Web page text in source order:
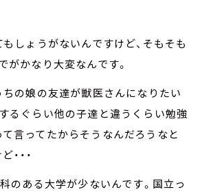
もしょうがないんですけど、そもそも
がかなり大変なんです。
ちの娘の友達が獣医さんになりたい
るぐらい他の子達と違うくらい勉強
言ってたからそうなんだろうなと
・・
科のある大学が少ないんです。国立っ